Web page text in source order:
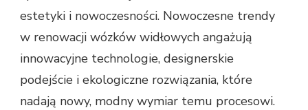
estetyki i nowoczesności. Nowoczesne trendy
w renowacji wózków widłowych angażują
innowacyjne technologie, designerskie
podejście i ekologiczne rozwiązania, które
nadają nowy, modny wymiar temu procesowi.